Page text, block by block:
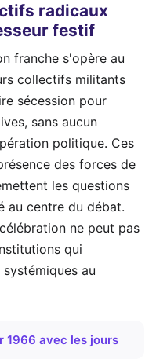
radicaux
festif
franche s'opère au
collectifs militants
sécession pour
sans aucun
politique. Ces
des forces de
les questions
au centre du débat.
ne peut pas
qui
au
1966 avec les jours